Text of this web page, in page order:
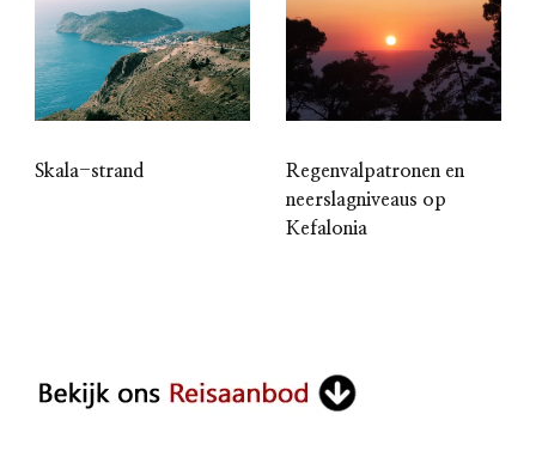
Skala-strand
Regenvalpatronen en
neerslagniveaus op
Kefalonia